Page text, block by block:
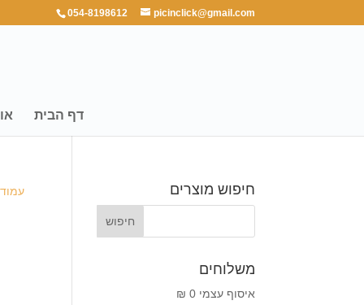
054-8198612 picinclick@gmail.com
דף הבית
חיפוש מוצרים
משלוחים
איסוף עצמי 0 ₪